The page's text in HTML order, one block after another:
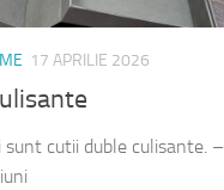
17 APRILIE 2026
sunt cutii duble culisante. –